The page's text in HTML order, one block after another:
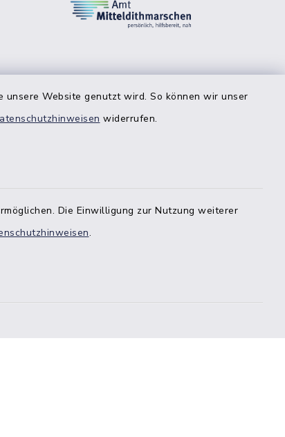
unsere Website genutzt wird. So können wir unser
widerrufen.
Die Einwilligung zur Nutzung weiterer
.